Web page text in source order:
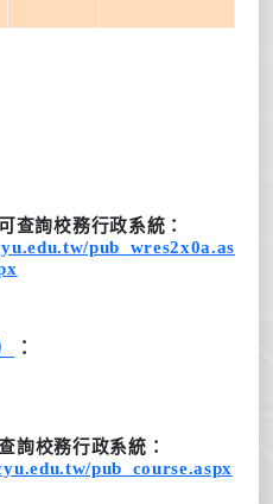
查詢校務行政系統 ：
pub_wres2x0a.as
︰
詢校務行政系統 ：
pub_course.aspx